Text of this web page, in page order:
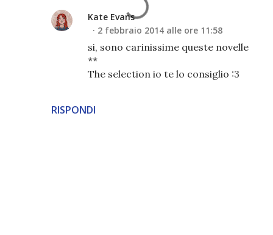
RISPONDI
Kate Evans
2 febbraio 2014 alle ore 11:58
si, sono carinissime queste novelle
**
The selection io te lo consiglio :3